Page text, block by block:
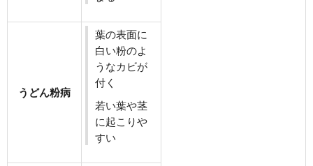
うどん粉病
葉の表面に
白い粉のよ
うなカビが
付く
若い葉や茎
に起こりや
すい